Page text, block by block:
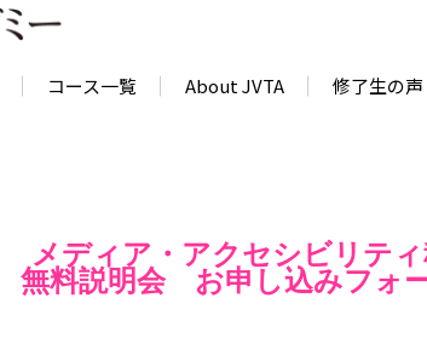
コース一覧 About JVTA 修了生の声